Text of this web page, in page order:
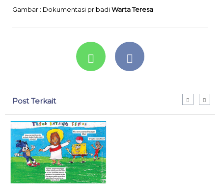
Gambar : Dokumentasi pribadiWarta Teresa
Post Terkait